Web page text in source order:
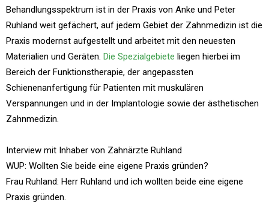
Behandlungsspektrum ist in der Praxis von Anke und Peter
Ruhland weit gefächert, auf jedem Gebiet der Zahnmedizin ist die
Praxis modernst aufgestellt und arbeitet mit den neuesten
Materialien und Geräten. Die Spezialgebiete liegen hierbei im
Bereich der Funktionstherapie, der angepassten
Schienenanfertigung für Patienten mit muskulären
Verspannungen und in der Implantologie sowie der ästhetischen
Zahnmedizin.
Interview mit Inhaber von Zahnärzte Ruhland
WUP: Wollten Sie beide eine eigene Praxis gründen?
Frau Ruhland: Herr Ruhland und ich wollten beide eine eigene
Praxis gründen.